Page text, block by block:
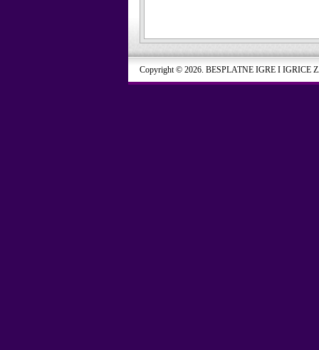
Copyright © 2026. BESPLATNE IGRE I IGRICE